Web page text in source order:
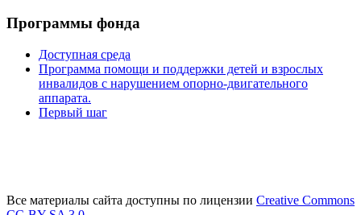
Программы фонда
Доступная среда
Программа помощи и поддержки детей и взрослых
инвалидов с нарушением опорно-двигательного
аппарата.
Первый шаг
Все материалы сайта доступны по лицензии Creative Commons